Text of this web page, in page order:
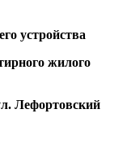
устройства
жилого
Лефортовский